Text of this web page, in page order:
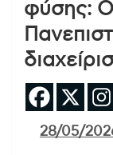
φύσης:
28/05/